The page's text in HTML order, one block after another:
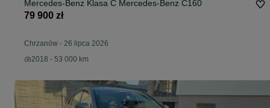
Mercedes-Benz Klasa C Mercedes-Benz C160
79 900 zł
Chrzanów - 26 lipca 2026
2018 - 53 000 km